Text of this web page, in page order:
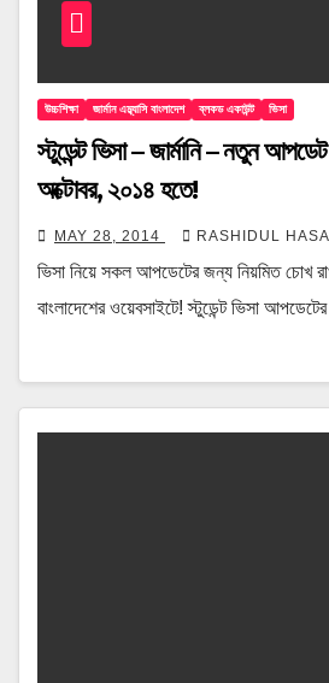
উচ্চশিক্ষা জার্মান এম্ব্যাসি বাংলাদেশ ব্লকড একাউন্ট ভিসা
স্টুডেন্ট ভিসা – জার্মানি – নতুন
অক্টোবর, ২০১৪ হতে!
MAY 28, 2014 RASHIDUL
ভিসা নিয়ে সকল আপডেটের জন্য নিয়মিত চোখ
বাংলাদেশের ওয়েবসাইটে! স্টুডেন্ট ভিসা